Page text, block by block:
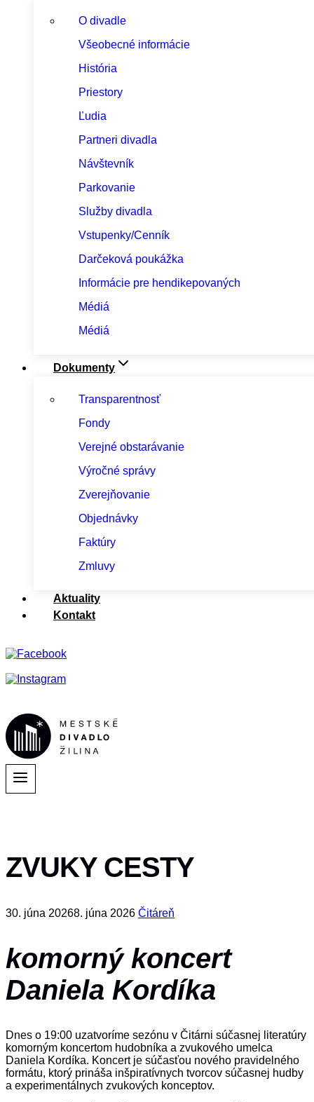
O divadle
Všeobecné informácie
História
Priestory
Ľudia
Partneri divadla
Návštevník
Parkovanie
Služby divadla
Vstupenky/Cenník
Darčeková poukážka
Informácie pre hendikepovaných
Médiá
Médiá
Dokumenty
Transparentnosť
Fondy
Verejné obstarávanie
Výročné správy
Zverejňovanie
Objednávky
Faktúry
Zmluvy
Aktuality
Kontakt
ZVUKY CESTY
30. júna 20268. júna 2026 Čitáreň
komorný koncert
Daniela Kordíka
Dnes o 19:00 uzatvoríme sezónu v Čitárni súčasnej literatúry
komorným koncertom hudobníka a zvukového umelca
Daniela Kordíka. Koncert je súčasťou nového pravidelného
formátu, ktorý prináša inšpiratívnych tvorcov súčasnej hudby
a experimentálnych zvukových konceptov.